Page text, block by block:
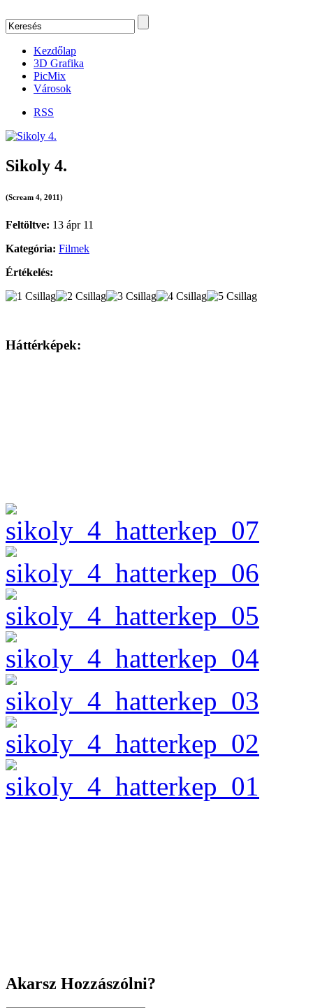
Kezdőlap
3D Grafika
PicMix
Városok
RSS
Sikoly 4.
(Scream 4, 2011)
Feltöltve: 13 ápr 11
Kategória: Filmek
Értékelés:
Háttérképek:
Akarsz Hozzászólni?